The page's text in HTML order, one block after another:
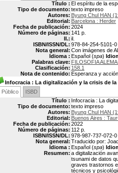
Título : El espíritu de la
Tipo de documento: texto impreso
Autores: Byung Chul HAN
Editorial: Barcelona : Herder
Fecha de publicación: 2024
Número de páginas: 141 p.
Il.: il.
ISBN/ISSN/DL: 978-84-254-5101-0
Nota general: Con imágenes de
Idioma : Español (spa)
Palabras clave: FILOSOFIA
Clasificación: 158.1
Nota de contenido: Esperanza y
Infocracia : La digitalización y la crisis de la
Público
ISBD
Título : Infocracia : La
Tipo de documento: texto impreso
Autores: Byung Chul HAN
Editorial: Buenos Aires :
Fecha de publicación: 2022
Número de páginas: 112 p.
ISBN/ISSN/DL: 978-987-737-072-0
Nota general: Traducido por:
Idioma : Español (spa)
Resumen: a digitalización
tsunami de datos
graves trastornos
técnicos y